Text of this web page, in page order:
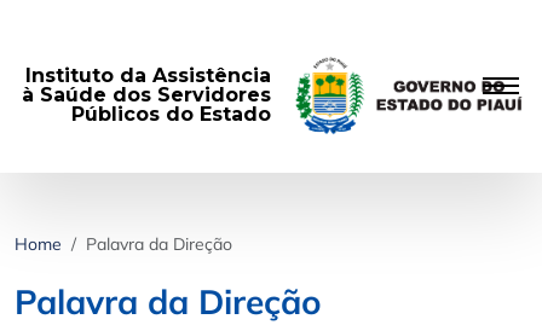
Instituto da Assistência
à Saúde dos Servidores
Públicos do Estado
Home Palavra da Direção
Palavra da Direção